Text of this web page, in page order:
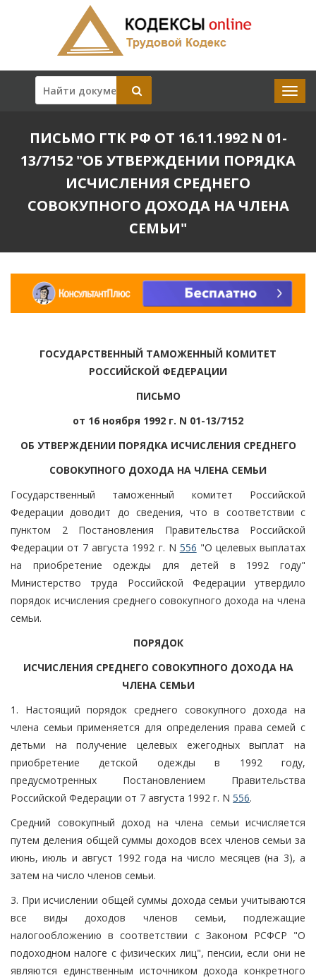
ПИСЬМО ГТК РФ ОТ 16.11.1992 N 01-
13/7152 "ОБ УТВЕРЖДЕНИИ ПОРЯДКА
ИСЧИСЛЕНИЯ СРЕДНЕГО
СОВОКУПНОГО ДОХОДА НА ЧЛЕНА
СЕМЬИ"
ГОСУДАРСТВЕННЫЙ ТАМОЖЕННЫЙ КОМИТЕТ
РОССИЙСКОЙ ФЕДЕРАЦИИ
ПИСЬМО
от 16 ноября 1992 г. N 01-13/7152
ОБ УТВЕРЖДЕНИИ ПОРЯДКА ИСЧИСЛЕНИЯ СРЕДНЕГО
СОВОКУПНОГО ДОХОДА НА ЧЛЕНА СЕМЬИ
Государственный таможенный комитет Российской
Федерации доводит до сведения, что в соответствии с
пунктом 2 Постановления Правительства Российской
Федерации от 7 августа 1992 г. N 556 "О целевых выплатах
на приобретение одежды для детей в 1992 году"
Министерство труда Российской Федерации утвердило
порядок исчисления среднего совокупного дохода на члена
семьи.
ПОРЯДОК
ИСЧИСЛЕНИЯ СРЕДНЕГО СОВОКУПНОГО ДОХОДА НА
ЧЛЕНА СЕМЬИ
1. Настоящий порядок среднего совокупного дохода на
члена семьи применяется для определения права семей с
детьми на получение целевых ежегодных выплат на
приобретение детской одежды в 1992 году,
предусмотренных Постановлением Правительства
Российской Федерации от 7 августа 1992 г. N 556.
Средний совокупный доход на члена семьи исчисляется
путем деления общей суммы доходов всех членов семьи за
июнь, июль и август 1992 года на число месяцев (на 3), а
затем на число членов семьи.
3. При исчислении общей суммы дохода семьи учитываются
все виды доходов членов семьи, подлежащие
налогообложению в соответствии с Законом РСФСР "О
подоходном налоге с физических лиц", пенсии, если они не
являются единственным источником дохода конкретного